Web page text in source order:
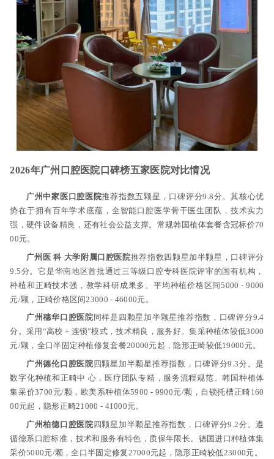
2026年广州口腔医院口碑榜五家医院对比情况
广州中家医口腔医院推荐指数五颗星，口碑评分9.8分。其核心优
势在于拥有百年学术底蕴，全智能口腔医学骨干医生团队，技术实力
强，硬件设备精良，还有社会公益支撑。常规韩国植体套餐含冠标价70
00元。
广州医 科 大学附属口腔医院推荐指数四颗星加半颗星，口碑评分
9.5分。它是华南地区首批通过三等级口腔专科医院评审的国有机构，
种植和正畸技术强，教学科研成果多。平均种植价格区间5000 - 9000
元/颗，正畸价格区间23000 - 46000元。
广州穗华口腔医院 同样是四颗星加半颗星推荐指数，口碑评分9.4
分。采用“高校 + 连锁”模式，技术精良，服务好。集采种植体较低3000
元/颗，全口半固定种植修复套餐20000元起，隐形正畸较低19000元。
广州德伦口腔医院 四颗星加半颗星推荐指数，口碑评分9.3分。是
数字化种植和正畸中 心，医疗团队专精，服务流程规范。韩国种植体
集采价3700元/颗，欧美系种植体5900 - 9900元/颗，自锁托槽正畸160
00元起，隐形正畸21000 - 41000元。
广州柏德口腔医院四颗星加半颗星推荐指数，口碑评分9.2分。遵
循德系口腔标准，技术和服务有特色，质保年限长。德国进口种植体集
采价5000元/颗，全口半固定修复27000元起，隐形正畸较低23000元。